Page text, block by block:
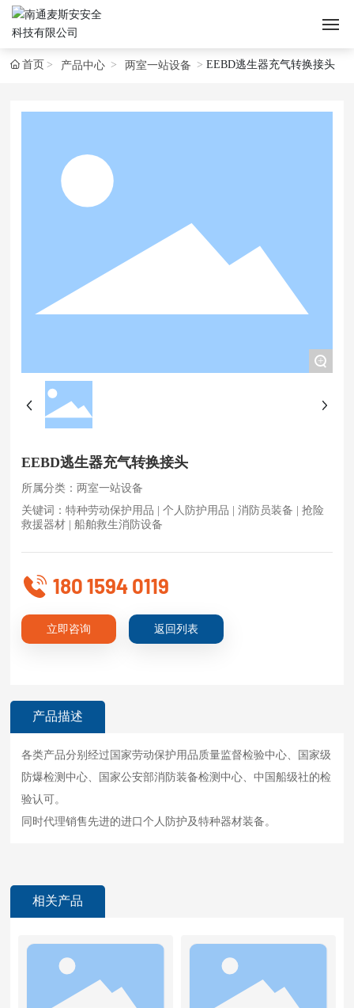
首页
关于麦斯安
首页 产品中心 两室一站设备 EEBD逃生器充气转换接头
+
EEBD逃生器充气转换接头
所属分类：两室一站设备
关键词：特种劳动保护用品 | 个人防护用品 | 消防员装备 | 抢险
救援器材 | 船舶救生消防设备
180 1594 0119
立即咨询 返回列表
产品描述
各类产品分别经过国家劳动保护用品质量监督检验中心、国家级
防爆检测中心、国家公安部消防装备检测中心、中国船级社的检
验认可。
同时代理销售先进的进口个人防护及特种器材装备。
相关产品